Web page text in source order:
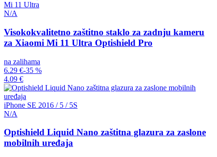
Mi 11 Ultra
N/A
Visokokvalitetno zaštitno staklo za zadnju kameru
za Xiaomi Mi 11 Ultra Optishield Pro
na zalihama
6.29 €-35 %
4.09 €
iPhone SE 2016 / 5 / 5S
N/A
Optishield Liquid Nano zaštitna glazura za zaslone
mobilnih uređaja